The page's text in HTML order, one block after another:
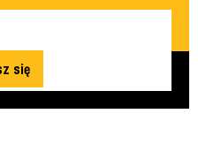
się